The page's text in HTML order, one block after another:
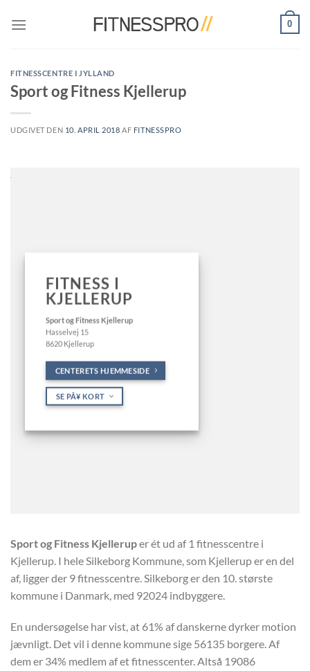
0
FITNESSCENTRE I JYLLAND
Sport og Fitness Kjellerup
UDGIVET DEN 10. APRIL 2018 AF FITNESSPRO
FITNESS I
KJELLERUP
Sport og Fitness Kjellerup
Hasselvej 15
8620 Kjellerup
CENTERETS HJEMMESIDE
SE PÃ¥ KORT
Sport og Fitness Kjelleruper ét ud af 1 fitnesscentre i
Kjellerup. I hele Silkeborg Kommune, som Kjellerup er en del
af, ligger der 9 fitnesscentre. Silkeborg er den 10. største
kommune i Danmark, med 92024 indbyggere.
En undersøgelse har vist, at 61% af danskerne dyrker motion
jævnligt. Det vil i denne kommune sige 56135 borgere. Af
dem er 34% medlem af et fitnesscenter. Altså 19086